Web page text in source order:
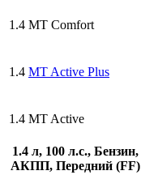
1.4 MT Comfort
1.4 MT Active Plus
1.4 MT Active
1.4 л, 100 л.с., Бензин,
АКПП, Передний (FF)